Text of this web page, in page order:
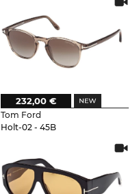
Tom Ford
Holt-02 - 45B
232,00 €